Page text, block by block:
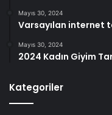
Mayıs 30, 2024
Varsayılan internet
Mayıs 30, 2024
2024 Kadın Giyim
Kategoriler